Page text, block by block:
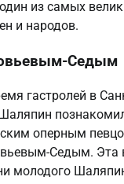
из самых
и народов.
Седым
гастролей в
оперным
Седым. Эта
молодого